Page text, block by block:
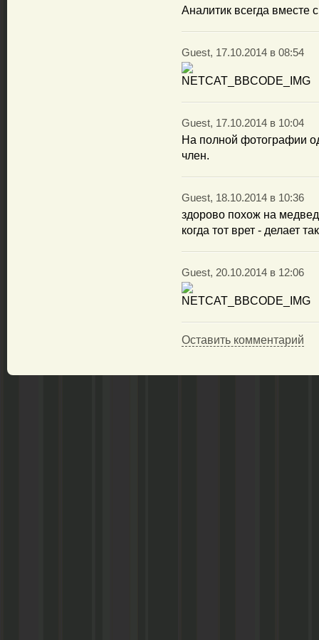
Аналитик всегда вместе
Guest, 17.10.2014 в 08:54
Guest, 17.10.2014 в 10:04
На полной фотографии
член.
Guest, 18.10.2014 в 10:36
здорово похож на
когда тот врет - делает
Guest, 20.10.2014 в 12:06
Оставить комментарий